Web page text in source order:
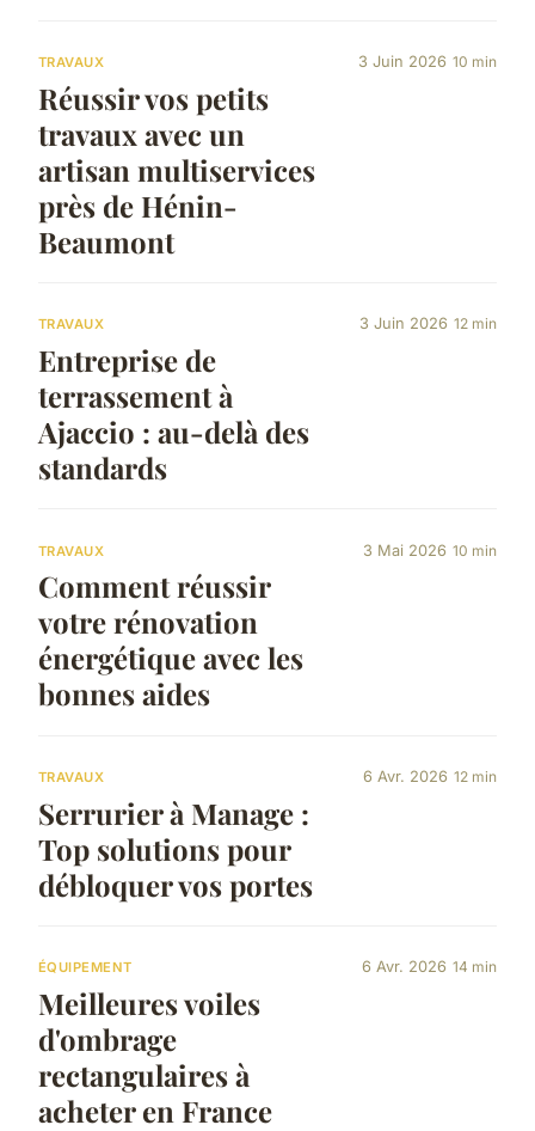
TRAVAUX
Réussir vos petits
travaux avec un
artisan multiservices
près de Hénin-
Beaumont
3 Juin 2026 10 min
TRAVAUX
Entreprise de
terrassement à
Ajaccio : au-delà des
standards
3 Juin 2026 12 min
TRAVAUX
Comment réussir
votre rénovation
énergétique avec les
bonnes aides
3 Mai 2026 10 min
TRAVAUX
Serrurier à Manage :
Top solutions pour
débloquer vos portes
6 Avr. 2026 12 min
ÉQUIPEMENT
Meilleures voiles
d'ombrage
rectangulaires à
acheter en France
6 Avr. 2026 14 min